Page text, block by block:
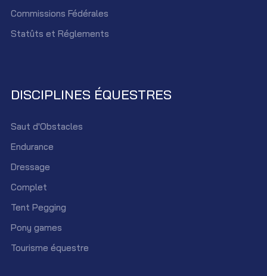
Commissions Fédérales
Statûts et Réglements
DISCIPLINES ÉQUESTRES
Saut d'Obstacles
Endurance
Dressage
Complet
Tent Pegging
Pony games
Tourisme équestre